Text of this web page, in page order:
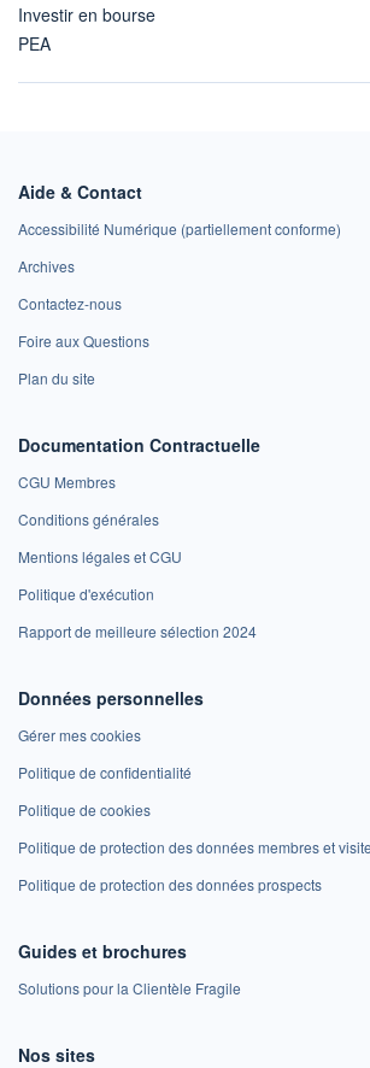
Investir en bourse
PEA
Aide & Contact
Accessibilité Numérique (partiellement conforme)
Archives
Contactez-nous
Foire aux Questions
Plan du site
Documentation Contractuelle
CGU Membres
Conditions générales
Mentions légales et CGU
Politique d'exécution
Rapport de meilleure sélection 2024
Données personnelles
Gérer mes cookies
Politique de confidentialité
Politique de cookies
Politique de protection des données membres et
Politique de protection des données prospects
Guides et brochures
Solutions pour la Clientèle Fragile
Nos sites